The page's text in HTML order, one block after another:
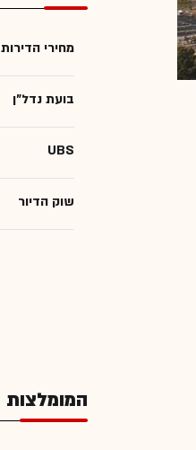
מחירי הדירות
בועת נדל"ן
UBS
שוק הדיור
המומלצות